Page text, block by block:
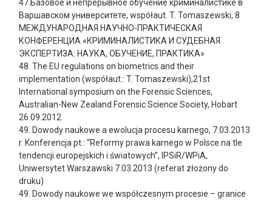
47.Базовое и непрерывное обучение криминалистике в
Варшавском университете, współaut. T. Tomaszewski, 8
МЕЖДУНАРОДНАЯ НАУЧНО-ПРАКТИЧЕСКАЯ
КОНФЕРЕНЦИА «КРИМИНАЛИСТИКА И СУДЕБНАЯ
ЭКСПЕРТИЗА: НАУКА, ОБУЧЕНИЕ, ПРАКТИКА»
48. The EU regulations on biometrics and their
implementation (współaut.: T. Tomaszewski),21st
International symposium on the Forensic Sciences,
Australian-New Zealand Forensic Science Society, Hobart
26.09.2012
49. Dowody naukowe a ewolucja procesu karnego, 7.03.2013
r. Konferencja pt.: “Reformy prawa karnego w Polsce na tle
tendencji europejskich i światowych”, IPSiR/WPiA,
Uniwersytet Warszawski 7.03.2013 (referat złożony do
druku)
49. Dowody naukowe we współczesnym procesie – granice